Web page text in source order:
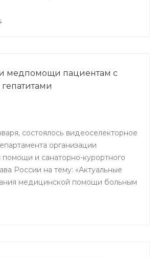
медпомощи пациентам с
состоялось видеоселекторное
организации
и санаторно-курортного
России на тему: «Актуальные
медицинской помощи больным